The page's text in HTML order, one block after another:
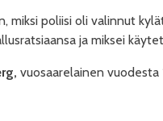
miksi poliisi oli valinnut
ja miksei
vuosaarelainen vuodesta